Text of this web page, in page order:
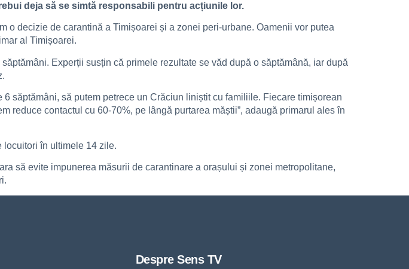
deja să se simtă responsabili pentru acțiunile lor.
o decizie de carantină a Timișoarei și a zonei peri-urbane. Oamenii vor putea
al Timișoarei.
Experții susțin că primele rezultate se văd după o săptămână, iar după
săptămâni, să putem petrece un Crăciun liniștit cu familiile. Fiecare timișorean
reduce contactul cu 60-70%, pe lângă purtarea măștii”, adaugă primarul ales în
locuitori în ultimele 14 zile.
să evite impunerea măsurii de carantinare a orașului și zonei metropolitane,
Despre Sens TV